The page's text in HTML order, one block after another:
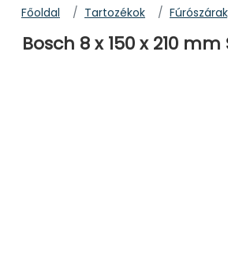
Főoldal Tartozékok
Bosch 8 x 150 x 210